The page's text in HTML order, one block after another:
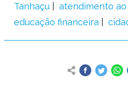
Tanhaçu
atendimento
educação financeira